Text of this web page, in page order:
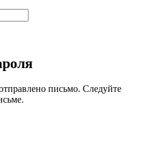
письмо. Следуйте